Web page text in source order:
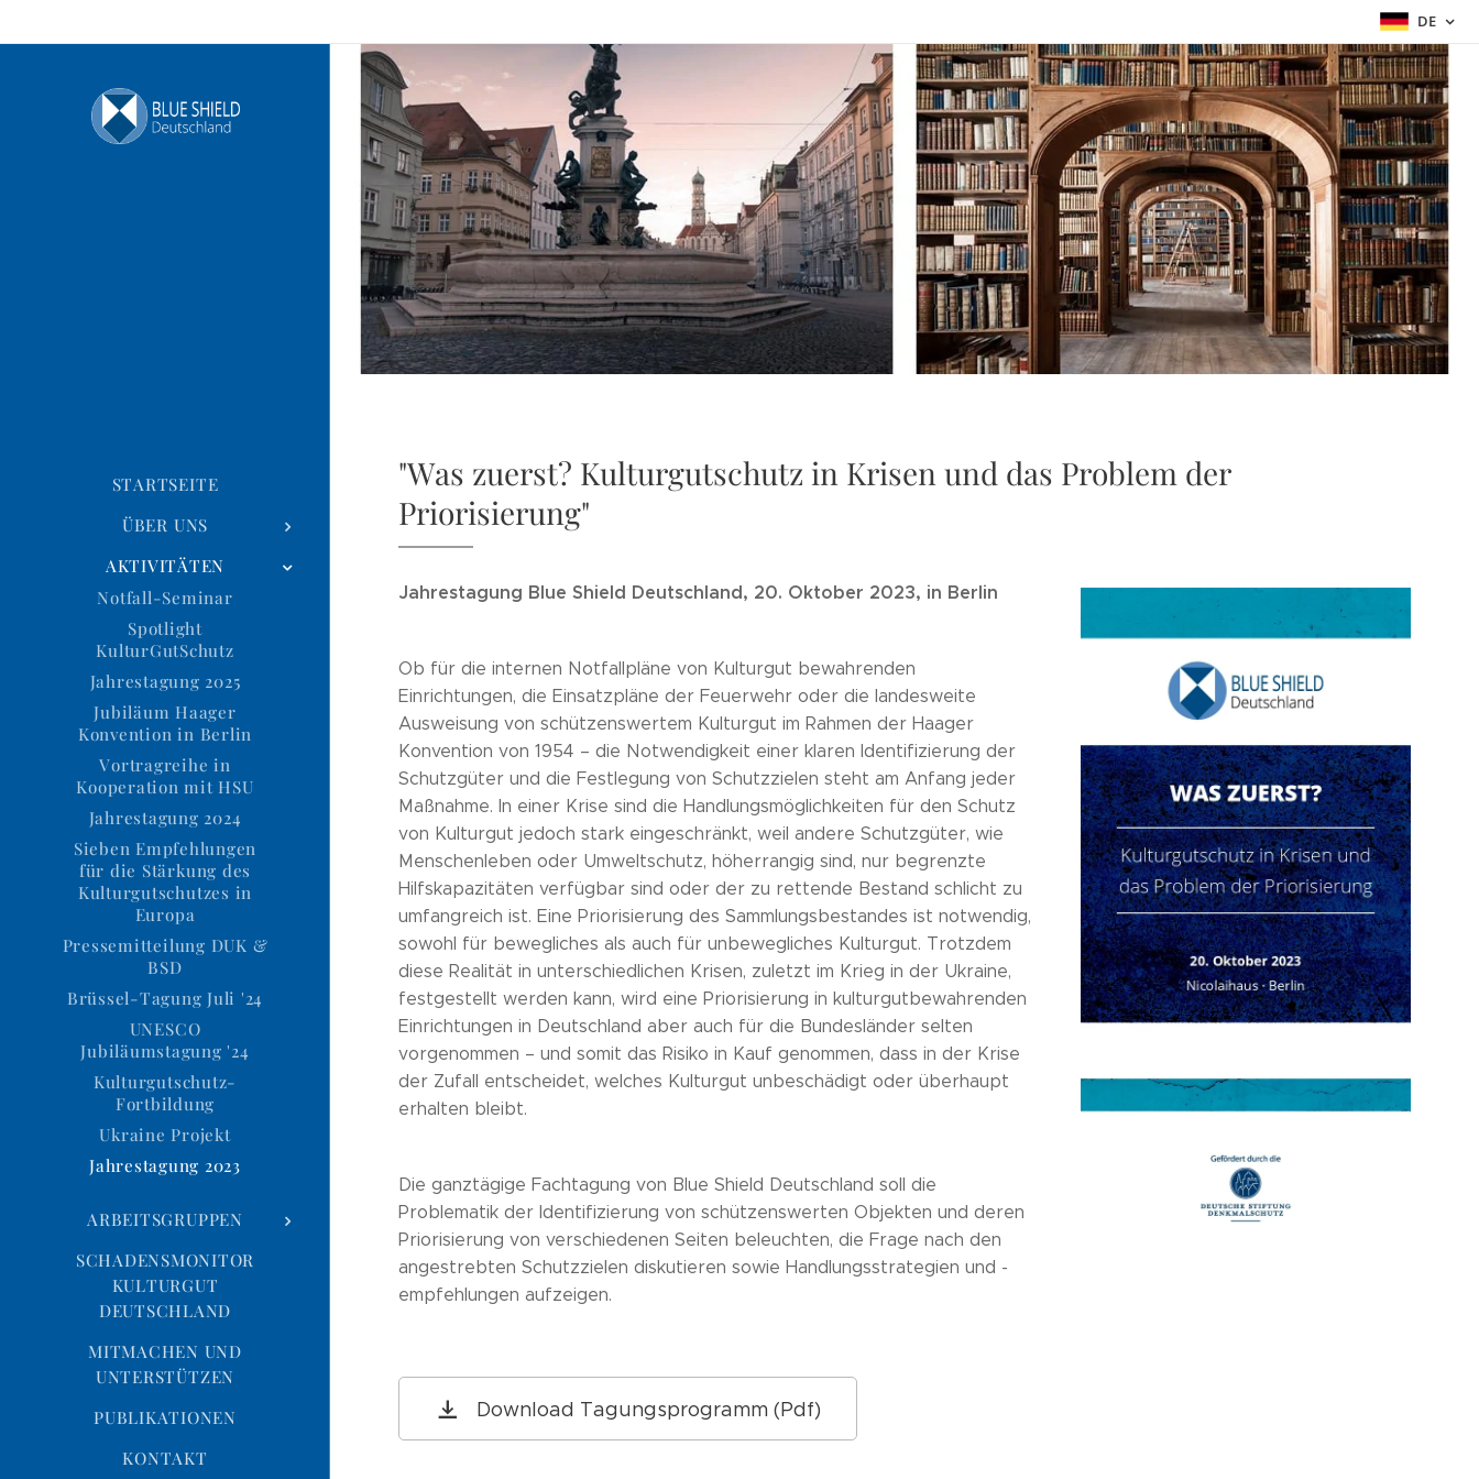
DE
STARTSEITE
ÜBER UNS
AKTIVITÄTEN
Notfall-Seminar
Spotlight
KulturGutSchutz
Jahrestagung 2025
Jubiläum Haager
Konvention in Berlin
Vortragreihe in
Kooperation mit HSU
Jahrestagung 2024
Sieben Empfehlungen
für die Stärkung des
Kulturgutschutzes in
Europa
Pressemitteilung DUK &
BSD
Brüssel-Tagung Juli '24
UNESCO
Jubiläumstagung '24
Kulturgutschutz-
Fortbildung
Ukraine Projekt
Jahrestagung 2023
ARBEITSGRUPPEN
SCHADENSMONITOR
KULTURGUT
DEUTSCHLAND
MITMACHEN UND
UNTERSTÜTZEN
PUBLIKATIONEN
KONTAKT
"Was zuerst? Kulturgutschutz in Krisen und das Problem der
Priorisierung"
Jahrestagung Blue Shield Deutschland, 20. Oktober 2023, in Berlin
Ob für die internen Notfallpläne von Kulturgut bewahrenden
Einrichtungen, die Einsatzpläne der Feuerwehr oder die landesweite
Ausweisung von schützenswertem Kulturgut im Rahmen der Haager
Konvention von 1954 – die Notwendigkeit einer klaren Identifizierung der
Schutzgüter und die Festlegung von Schutzzielen steht am Anfang jeder
Maßnahme. In einer Krise sind die Handlungsmöglichkeiten für den Schutz
von Kulturgut jedoch stark eingeschränkt, weil andere Schutzgüter, wie
Menschenleben oder Umweltschutz, höherrangig sind, nur begrenzte
Hilfskapazitäten verfügbar sind oder der zu rettende Bestand schlicht zu
umfangreich ist. Eine Priorisierung des Sammlungsbestandes ist notwendig,
sowohl für bewegliches als auch für unbewegliches Kulturgut. Trotzdem
diese Realität in unterschiedlichen Krisen, zuletzt im Krieg in der Ukraine,
festgestellt werden kann, wird eine Priorisierung in kulturgutbewahrenden
Einrichtungen in Deutschland aber auch für die Bundesländer selten
vorgenommen – und somit das Risiko in Kauf genommen, dass in der Krise
der Zufall entscheidet, welches Kulturgut unbeschädigt oder überhaupt
erhalten bleibt.
Die ganztägige Fachtagung von Blue Shield Deutschland soll die
Problematik der Identifizierung von schützenswerten Objekten und deren
Priorisierung von verschiedenen Seiten beleuchten, die Frage nach den
angestrebten Schutzzielen diskutieren sowie Handlungsstrategien und -
empfehlungen aufzeigen.
Download Tagungsprogramm (Pdf)